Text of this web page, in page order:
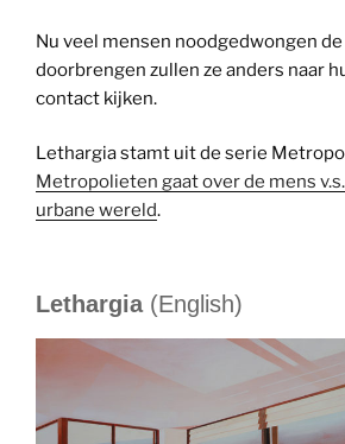
Nu veel mensen noodgedwongen
doorbrengen zullen ze anders naar
contact kijken.
Lethargia stamt uit de serie
Metropolieten gaat over de mens
urbane wereld.
Lethargia(English)